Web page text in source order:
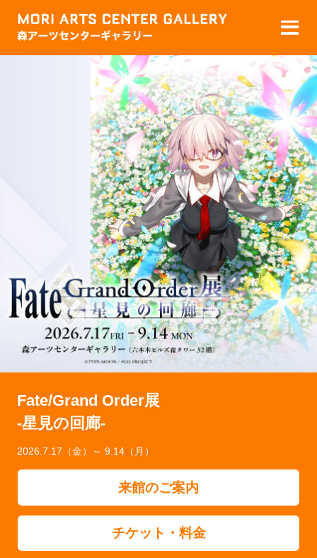
Fate/Grand Order展
-星見の回廊-
2026.7.17（金）～ 9.14（月）
来館のご案内
チケット・料金